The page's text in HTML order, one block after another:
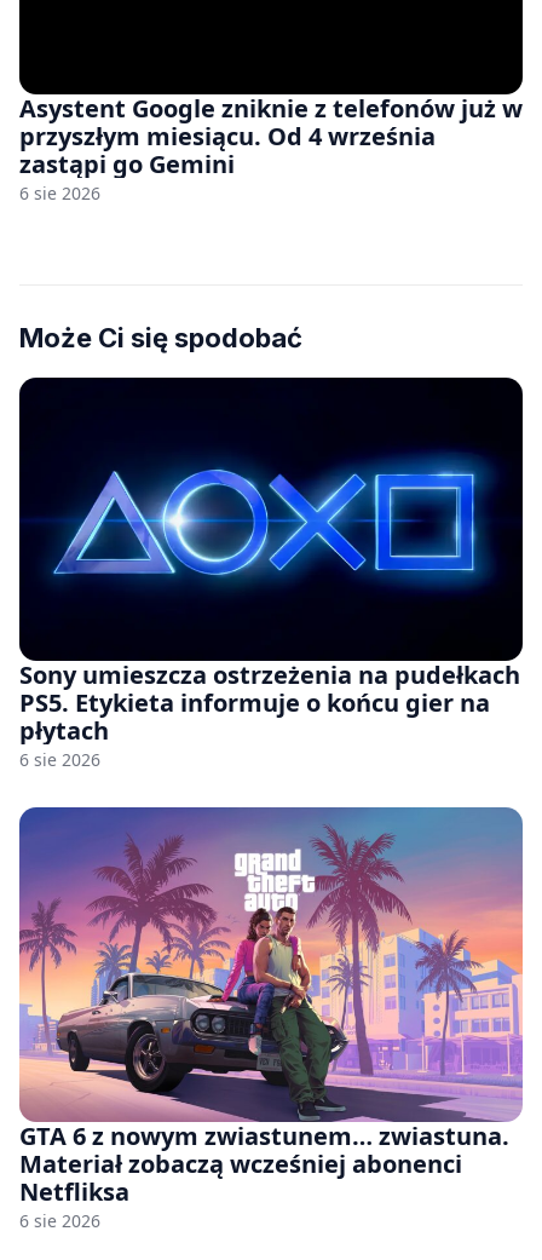
Asystent Google zniknie z telefonów już w
przyszłym miesiącu. Od 4 września
zastąpi go Gemini
6 sie 2026
Może Ci się spodobać
Sony umieszcza ostrzeżenia na pudełkach
PS5. Etykieta informuje o końcu gier na
płytach
6 sie 2026
GTA 6 z nowym zwiastunem… zwiastuna.
Materiał zobaczą wcześniej abonenci
Netfliksa
6 sie 2026